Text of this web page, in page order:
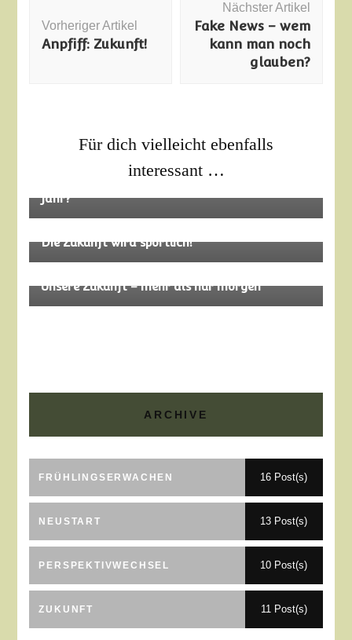
Vorheriger Artikel
Anpfiff: Zukunft!
Nächster Artikel
Fake News – wem
kann man noch
glauben?
Für dich vielleicht ebenfalls
interessant …
Jahr?
Die Zukunft wird sportlich!
Unsere Zukunft – mehr als nur morgen
ARCHIVE
FRÜHLINGSERWACHEN 16 Post(s)
NEUSTART 13 Post(s)
PERSPEKTIVWECHSEL 10 Post(s)
ZUKUNFT 11 Post(s)